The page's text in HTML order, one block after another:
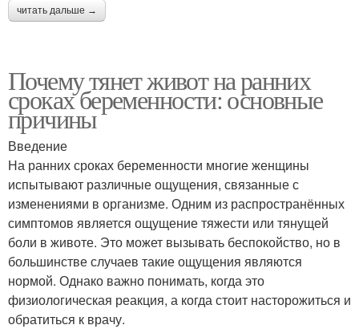
читать дальше →
Почему тянет живот на ранних
сроках беременности: основные
причины
Введение
На ранних сроках беременности многие женщины
испытывают различные ощущения, связанные с
изменениями в организме. Одним из распространённых
симптомов является ощущение тяжести или тянущей
боли в животе. Это может вызывать беспокойство, но в
большинстве случаев такие ощущения являются
нормой. Однако важно понимать, когда это
физиологическая реакция, а когда стоит насторожиться и
обратиться к врачу.